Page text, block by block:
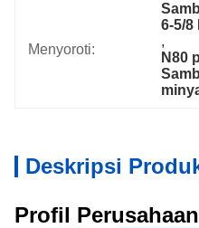
Menyoroti:
6-5/8
,
N80
Deskripsi
Profil Perusahaan